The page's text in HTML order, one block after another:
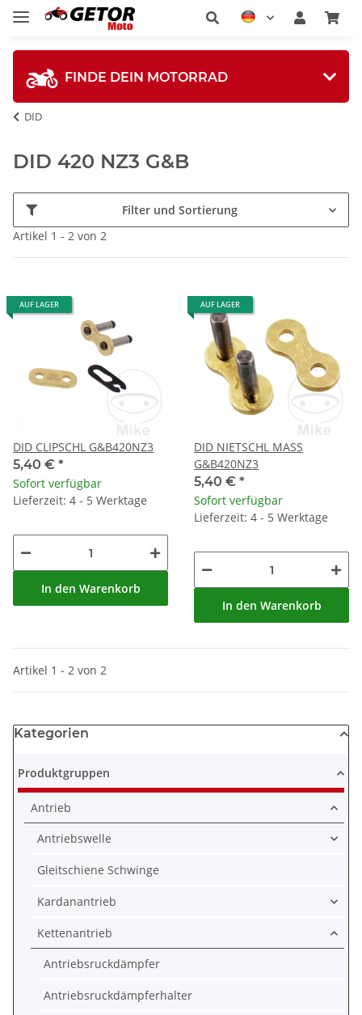
FINDE DEIN MOTORRAD
DID
DID 420 NZ3 G&B
Filter und Sortierung
Artikel 1 - 2 von 2
AUF LAGER
DID CLIPSCHL G&B420NZ3
5,40 € *
Sofort verfügbar
Lieferzeit: 4 - 5 Werktage
In den Warenkorb
AUF LAGER
DID NIETSCHL MASS
G&B420NZ3
5,40 € *
Sofort verfügbar
Lieferzeit: 4 - 5 Werktage
In den Warenkorb
Artikel 1 - 2 von 2
Kategorien
Produktgruppen
Antrieb
Antriebswelle
Gleitschiene Schwinge
Kardanantrieb
Kettenantrieb
Antriebsruckdämpfer
Antriebsruckdämpferhalter